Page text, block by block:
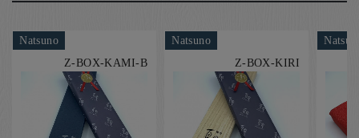
Natsuno
Z-BOX-KAMI-B
Natsuno
Z-BOX-KIRI